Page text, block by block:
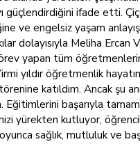
güçlendirdiğini ifade etti.
ve engelsiz yaşam
dolayısıyla Meliha Ercan
yapan tüm
yıldır öğretmenlik
katıldım. Ancak şu
Eğitimlerini başarıyla
yürekten kutluyor,
sağlık, mutluluk ve